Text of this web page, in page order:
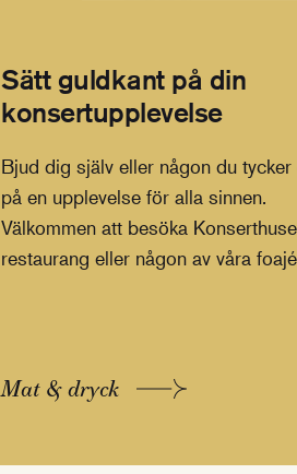
Sätt guldkant på din
konsertupplevelse
Bjud dig själv eller någon du tycker
på en upplevelse för alla sinnen.
Välkommen att besöka
restaurang eller någon av våra
Mat & dryck